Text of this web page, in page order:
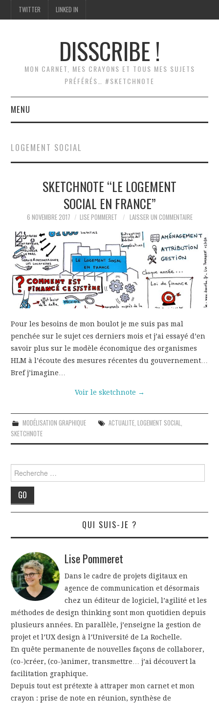
TWITTER LINKED IN
DISSCRIBE !
MON CARNET, MES CRAYONS ET TOUS MES SUJETS
PRÉFÉRÉS… #SKETCHNOTE
MENU
SCRIBING
SKETCHNOTES
MODÉLISATION
GRAPHIQUE
PÉDAGOGIE
EN ANGLAIS
CONTACT
LOGEMENT SOCIAL
SKETCHNOTE “LE LOGEMENT
SOCIAL EN FRANCE”
6 NOVEMBRE 2017 LISE POMMERET LAISSER UN COMMENTAIRE
Pour les besoins de mon boulot je me suis pas mal
penchée sur le sujet ces derniers mois et j’ai essayé d’en
savoir plus sur le modèle économique des organismes
HLM à l’écoute des mesures récentes du gouvernement…
Bref j’imagine…
Voir le sketchnote →
MODÉLISATION GRAPHIQUE ACTUALITE, LOGEMENT SOCIAL,
SKETCHNOTE
Rechercher
QUI SUIS-JE ?
Lise Pommeret
Dans le cadre de projets digitaux en
agence de communication et désormais
chez un éditeur de logiciel, l’agilité et les
méthodes de design thinking sont mon quotidien depuis
plusieurs années. En parallèle, j’enseigne la gestion de
projet et l’UX design à l’Université de La Rochelle.
En quête permanente de nouvelles façons de collaborer,
(co-)créer, (co-)animer, transmettre… j’ai découvert la
facilitation graphique.
Depuis tout est prétexte à attraper mon carnet et mon
crayon : prise de note en réunion, synthèse de